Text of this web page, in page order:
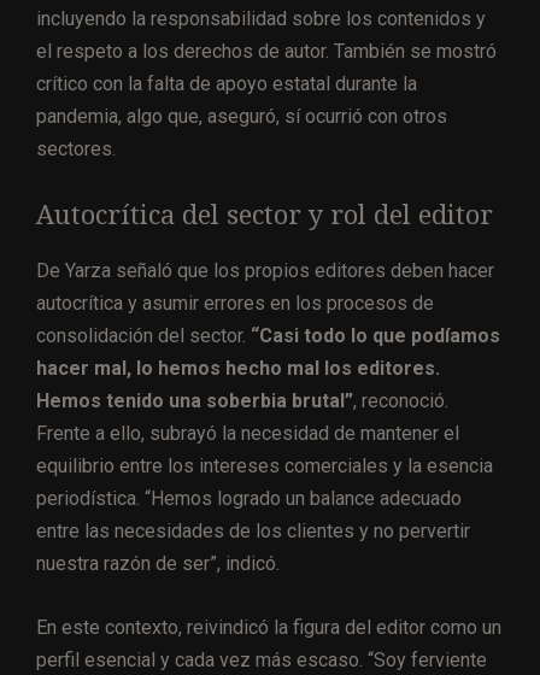
incluyendo la responsabilidad sobre los contenidos y
el respeto a los derechos de autor. También se mostró
crítico con la falta de apoyo estatal durante la
pandemia, algo que, aseguró, sí ocurrió con otros
sectores.
Autocrítica del sector y rol del editor
De Yarza señaló que los propios editores deben hacer
autocrítica y asumir errores en los procesos de
consolidación del sector. “Casi todo lo que podíamos
hacer mal, lo hemos hecho mal los editores.
Hemos tenido una soberbia brutal”, reconoció.
Frente a ello, subrayó la necesidad de mantener el
equilibrio entre los intereses comerciales y la esencia
periodística. “Hemos logrado un balance adecuado
entre las necesidades de los clientes y no pervertir
nuestra razón de ser”, indicó.
En este contexto, reivindicó la figura del editor como un
perfil esencial y cada vez más escaso. “Soy ferviente